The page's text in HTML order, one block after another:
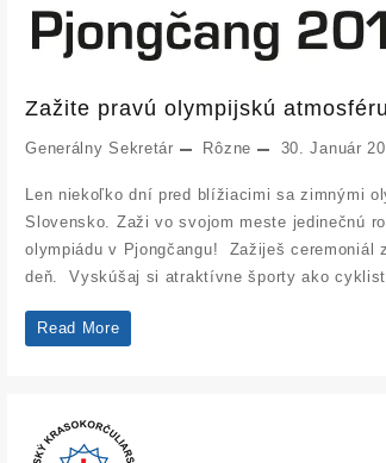
Zažite pravú olympijskú atmosféru
Generálny Sekretár Rôzne 30. Január
Len niekoľko dní pred blížiacimi sa zimnými
Slovensko. Zaži vo svojom meste jedinečnú
olympiádu v Pjongčangu! Zažiješ ceremoniál
deň. Vyskúšaj si atraktívne športy ako
Zažite
atmosféru
Read More